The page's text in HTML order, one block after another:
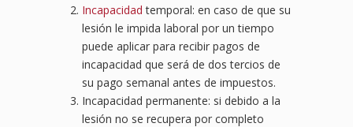
Incapacidad temporal: en caso de que su
lesión le impida laboral por un tiempo
puede aplicar para recibir pagos de
incapacidad que será de dos tercios de
su pago semanal antes de impuestos.
Incapacidad permanente: si debido a la
lesión no se recupera por completo